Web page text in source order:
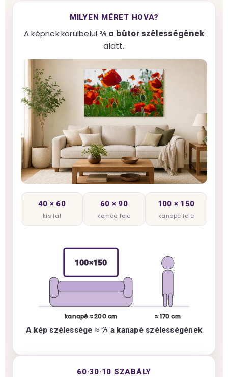
MILYEN MÉRET HOVA?
A képnek körülbelül ⅔ a bútor szélességének
alatt.
40 × 60
kis fal
60 × 90
komód fölé
100 × 150
kanapé fölé
100×150
kanapé ≈ 200 cm ≈ 170 cm
A kép szélessége ≈ ⅔ a kanapé szélességének
60·30·10 SZABÁLY